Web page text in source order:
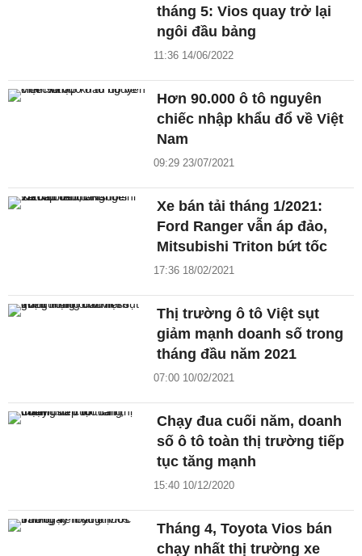
tháng 5: Vios quay trở lại
ngôi đầu bảng
11:36 14/06/2022
Hơn 90.000 ô tô nguyên
chiếc nhập khẩu đổ về Việt
Nam
09:29 23/07/2021
Xe bán tải tháng 1/2021:
Ford Ranger vẫn áp đảo,
Mitsubishi Triton bứt tốc
17:36 18/02/2021
Thị trường ô tô Việt sụt
giảm mạnh doanh số trong
tháng đầu năm 2021
07:00 10/02/2021
Chạy đua cuối năm, doanh
số ô tô toàn thị trường tiếp
tục tăng mạnh
15:40 10/12/2020
Tháng 4, Toyota Vios bán
chạy nhất thị trường xe